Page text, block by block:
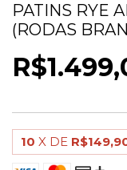
PATINS RYE
(RODAS
10 X DE